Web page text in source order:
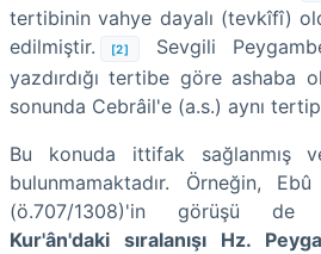
tertibinin vahye dayalı (tevkîfî)
edilmiştir.
[2]
Sevgili
yazdırdığı tertibe göre ashaba
sonunda Cebrâil'e (a.s.) aynı
Bu konuda ittifak sağlanmış
bulunmamaktadır. Örneğin,
(ö.707/1308)'in görüşü
Kur'ân'daki sıralanışı Hz.